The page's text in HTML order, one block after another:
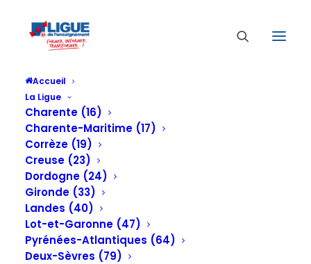
Accueil
La Ligue
Charente (16)
Charente-Maritime (17)
Corrèze (19)
Creuse (23)
Dordogne (24)
Gironde (33)
Landes (40)
Lot-et-Garonne (47)
Pyrénées-Atlantiques (64)
Deux-Sèvres (79)
Le tourisme en Nouvelle-Aquitaine pendant
la crise sanitaire
20 AVRIL 2020